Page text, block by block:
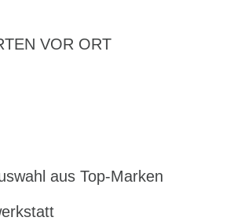
VOR ORT
aus Top-Marken